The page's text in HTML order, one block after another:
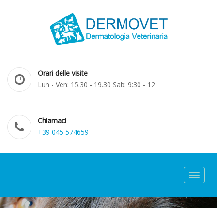
Orari delle visite
Lun - Ven: 15.30 - 19.30 Sab: 9:30 - 12
Chiamaci
+39 045 574659